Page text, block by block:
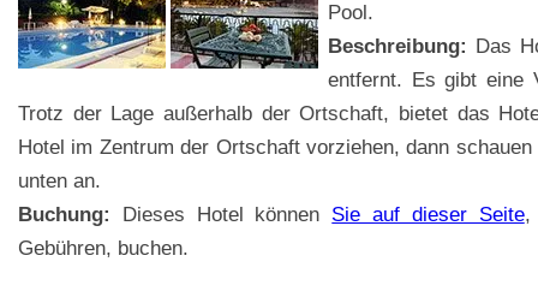
Pool.
Beschreibung: Das
entfernt. Es gibt eine
Trotz der Lage außerhalb der Ortschaft, bietet das
Hotel im Zentrum der Ortschaft vorziehen, dann
unten an.
Buchung:
Dieses Hotel können Sie auf dieser Seite,
Gebühren, buchen.